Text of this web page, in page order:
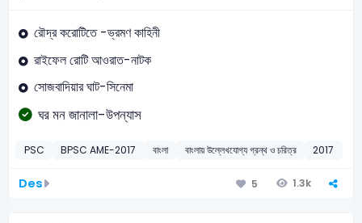
রৌদ্র করোটিতে -ভ্রমণ কাহিনী
রাইফেল রোটি আওরাত-নাটক
সোজবাদিয়ার ঘাট-সিনেমা
ঘর মন জানালা-উপন্যাস
PSC BPSC AME-2017 বাংলা বাংলায় উল্লেখযোগ্য গ্রন্থ ও চরিত্র 2017
Des 5 1.3k